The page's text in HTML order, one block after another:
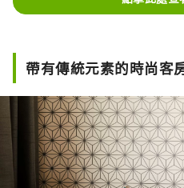
帶有傳統元素的時尚客